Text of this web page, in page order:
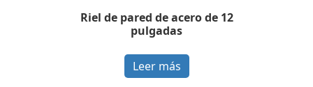
Riel de pared de acero de 12
pulgadas
Leer más